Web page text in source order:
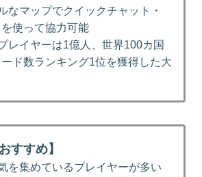
なマップでクイックチャット・
使って協力可能
レイヤーは1億人、世界100カ国
ド数ランキング1位を獲得した大
すすめ】
を集めているプレイヤーが多い